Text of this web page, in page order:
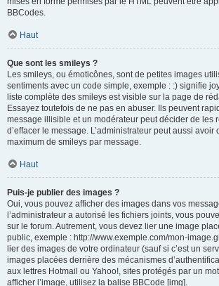
BBCodes.
Haut
Que sont les smileys ?
Les smileys, ou émoticônes, sont de petites images
sentiments avec un code simple, exemple : :) signifie
liste complète des smileys est visible sur la page de
Essayez toutefois de ne pas en abuser. Ils peuvent
message illisible et un modérateur peut décider de les
d’effacer le message. L’administrateur peut aussi avoir
maximum de smileys par message.
Haut
Puis-je publier des images ?
Oui, vous pouvez afficher des images dans vos
l’administrateur a autorisé les fichiers joints, vous
sur le forum. Autrement, vous devez lier une image
public, exemple : http://www.exemple.com/mon-
lier des images de votre ordinateur (sauf si c’est un
images placées derrière des mécanismes
aux lettres Hotmail ou Yahoo!, sites protégés par un
afficher l’image, utilisez la balise BBCode [img].